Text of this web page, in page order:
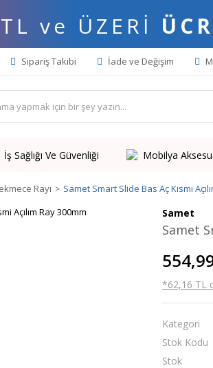
ve ÜZERİ
Sipariş Takibi İade ve Değişim
İş Sağlığı Ve Güvenliği Mobilya
Rayı Samet Smart Slide Bas Aç Kısmi
Samet
Samet
*62,16 TL
Kategori
Stok Kodu
Stok